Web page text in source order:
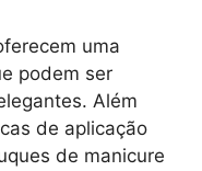
uma
podem ser
Além
de aplicação
de manicure